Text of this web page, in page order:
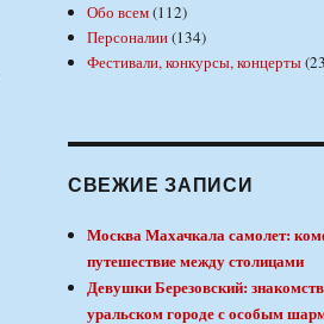
Обо всем(112)
Персоналии(134)
Фестивали, конкурсы, концерты
СВЕЖИЕ ЗАПИСИ
Москва Махачкала самолет:
путешествие между столицами
Девушки Березовский:
уральском городе с особым